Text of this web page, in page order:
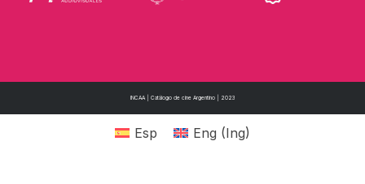
INCAA | Catálogo de cine Argentino | 2023
Esp Eng (Ing)